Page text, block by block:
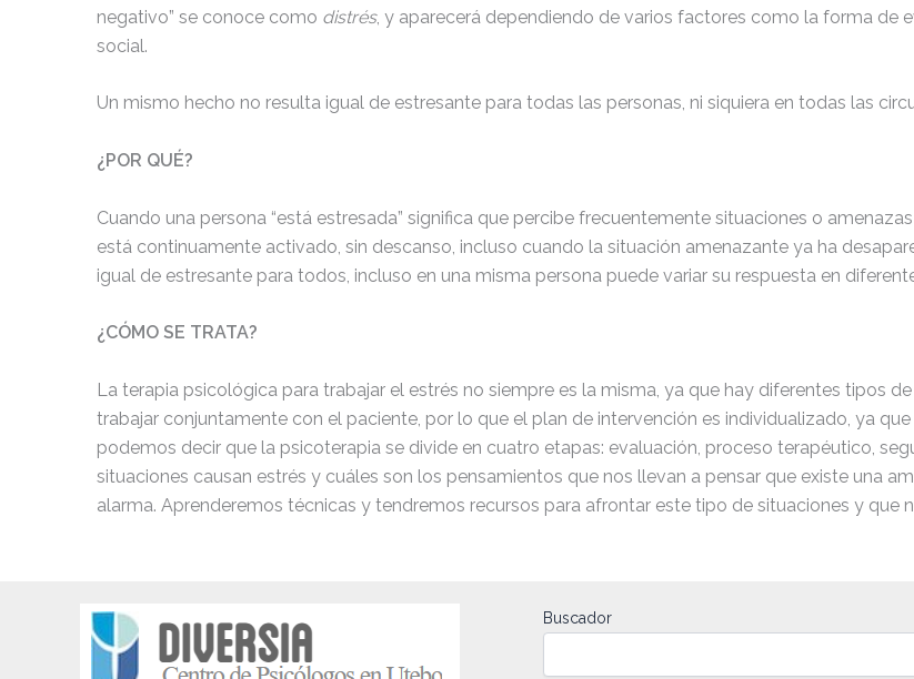
negativo” se conoce como distrés, y aparecerá dependiendo de varios factores como la forma de
social.
Un mismo hecho no resulta igual de estresante para todas las personas, ni siquiera en todas las
¿POR QUÉ?
Cuando una persona “está estresada” significa que percibe frecuentemente situaciones o
está continuamente activado, sin descanso, incluso cuando la situación amenazante ya ha
igual de estresante para todos, incluso en una misma persona puede variar su respuesta en
¿CÓMO SE TRATA?
La terapia psicológica para trabajar el estrés no siempre es la misma, ya que hay diferentes tipos
trabajar conjuntamente con el paciente, por lo que el plan de intervención es individualizado, ya
podemos decir que la psicoterapia se divide en cuatro etapas: evaluación, proceso terapéutico,
situaciones causan estrés y cuáles son los pensamientos que nos llevan a pensar que existe una
alarma. Aprenderemos técnicas y tendremos recursos para afrontar este tipo de situaciones y
Buscador